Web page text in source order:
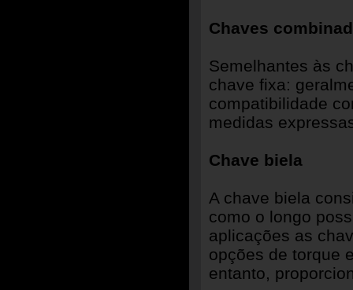
Chaves
Semelhantes às
chave fixa:
compatibilidade
medidas
Chave biela
A chave biela
como o longo
aplicações as
opções de torque
entanto,